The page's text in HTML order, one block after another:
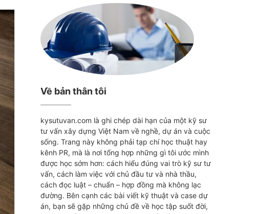
Về bản thân tôi
kysutuvan.com là ghi chép dài hạn của một kỹ sư
tư vấn xây dựng Việt Nam về nghề, dự án và cuộc
sống. Trang này không phải tạp chí học thuật hay
kênh PR, mà là nơi tổng hợp những gì tôi ước mình
được học sớm hơn: cách hiểu đúng vai trò kỹ sư tư
vấn, cách làm việc với chủ đầu tư và nhà thầu,
cách đọc luật – chuẩn – hợp đồng mà không lạc
đường. Bên cạnh các bài viết kỹ thuật và case dự
án, bạn sẽ gặp những chủ đề về học tập suốt đời,